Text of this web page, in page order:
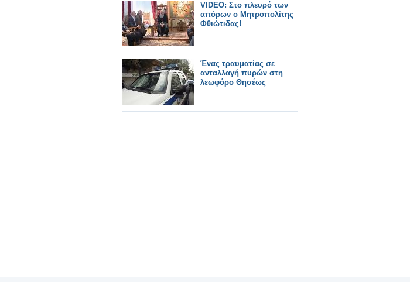
VIDEO: Στο πλευρό των
απόρων ο Μητροπολίτης
Φθιώτιδας!
Ένας τραυματίας σε
ανταλλαγή πυρών στη
λεωφόρο Θησέως